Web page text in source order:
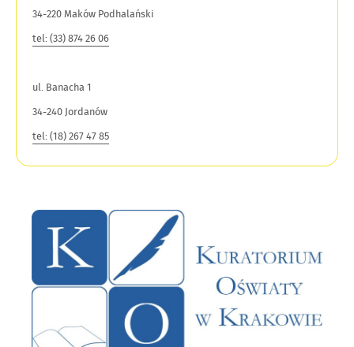
34-220 Maków Podhalański
tel: (33) 874 26 06
ul. Banacha 1
34-240 Jordanów
tel: (18) 267 47 85